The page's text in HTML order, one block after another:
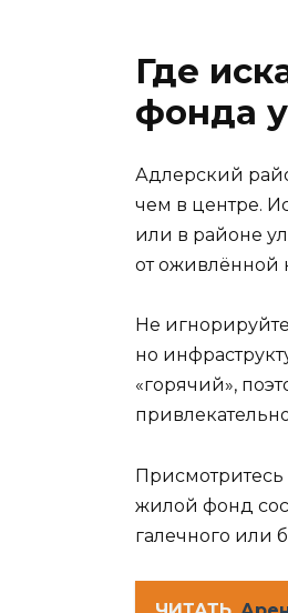
Где
фонда
Адлерский
чем в центре.
или в районе
от оживлённой
Не
но
«горячий»,
жилой фонд
галечного или